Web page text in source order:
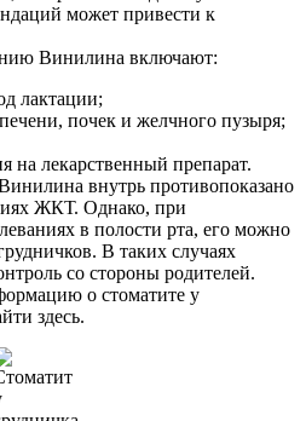
может привести к
Винилина включают:
лактации;
почек и желчного пузыря;
на лекарственный препарат.
внутрь противопоказано
ЖКТ. Однако, при
в полости рта, его можно
В таких случаях
со стороны родителей.
о стоматите у
здесь.